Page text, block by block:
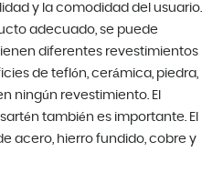
y la comodidad del usuario.
adecuado, se puede
diferentes revestimientos
de teflón, cerámica, piedra,
ningún revestimiento. El
también es importante. El
acero, hierro fundido, cobre y